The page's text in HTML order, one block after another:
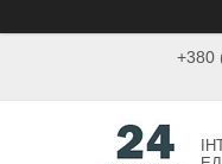
+380